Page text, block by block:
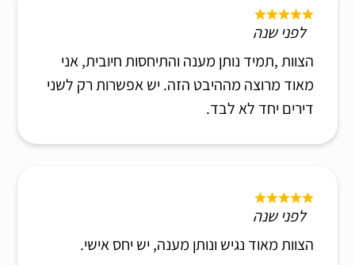
לפני שנה
הצוות ,תמיד נותן מענה והתיחסות חיובית, אני
מאוד מרוצה מההיבט הזה. יש אפשרות רק לשני
דירים יחד לא לבד.
לפני שנה
הצוות מאוד נגיש ונותן מענה, יש יחס אישי.